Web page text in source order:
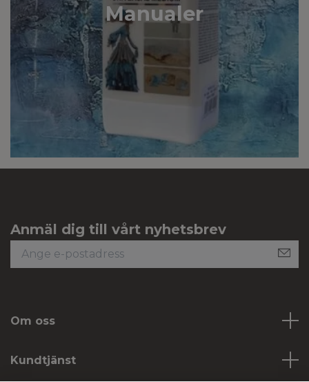
Manualer
Anmäl dig till vårt nyhetsbrev
Om oss
Kundtjänst